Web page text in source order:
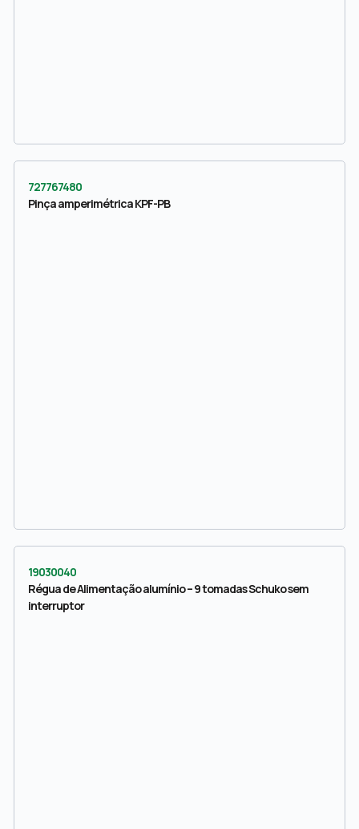
727767480
Pinça amperimétrica KPF-PB
19030040
Régua de Alimentação alumínio – 9 tomadas Schuko sem
interruptor